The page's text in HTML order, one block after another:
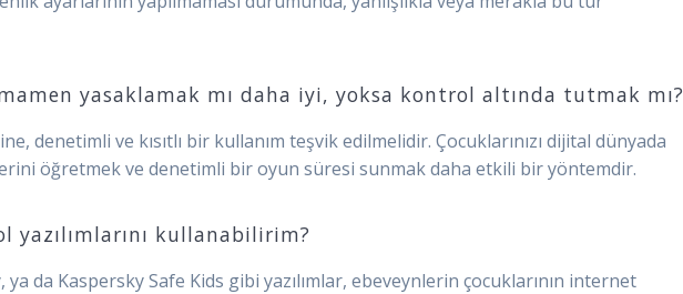
yasaklamak mı daha iyi, yoksa kontrol altında tutmak mı?
denetimli ve kısıtlı bir kullanım teşvik edilmelidir. Çocuklarınızı dijital dünyada
öğretmek ve denetimli bir oyun süresi sunmak daha etkili bir yöntemdir.
yazılımlarını kullanabilirim?
da Kaspersky Safe Kids gibi yazılımlar, ebeveynlerin çocuklarının internet